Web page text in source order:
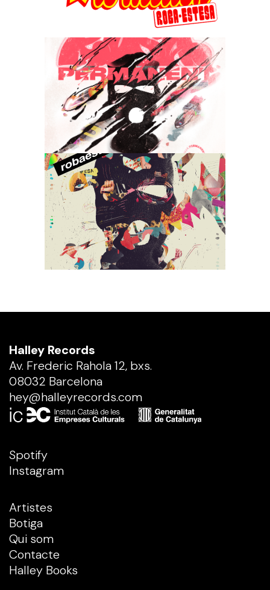
Halley Records
Av. Frederic Rahola 12, bxs.
08032 Barcelona
hey@halleyrecords.com
Spotify
Instagram
Artistes
Botiga
Qui som
Contacte
Halley Books